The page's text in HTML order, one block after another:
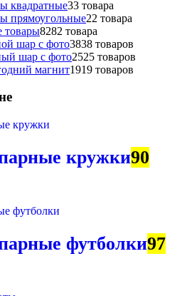
квадратные33 товара
прямоугольные22 товара
товары8282 товара
шар с фото3838 товаров
шар с фото2525 товаров
магнит1919 товаров
кружки90
футболки97